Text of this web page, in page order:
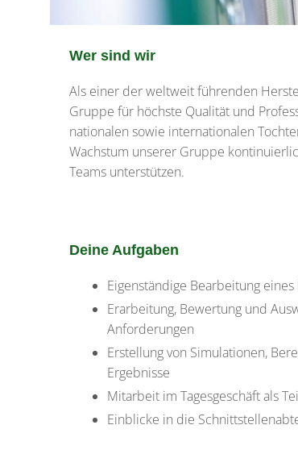
Wer sind wir
Als einer der weltweit führenden
Gruppe für höchste Qualität und
nationalen sowie internationalen
Wachstum unserer Gruppe
Teams unterstützen.
Deine Aufgaben
Eigenständige Bearbeitung
Erarbeitung, Bewertung und
Anforderungen
Erstellung von Simulationen,
Ergebnisse
Mitarbeit im Tagesgeschäft als
Einblicke in die